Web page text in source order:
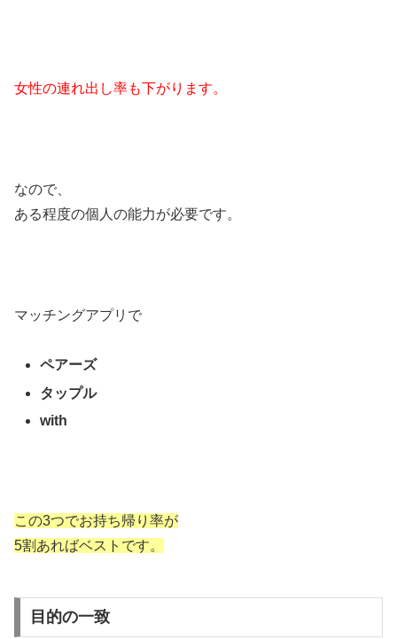
女性の連れ出し率も下がります。
なので、
ある程度の個人の能力が必要です。
マッチングアプリで
ペアーズ
タップル
with
この3つでお持ち帰り率が
5割あればベストです。
目的の一致